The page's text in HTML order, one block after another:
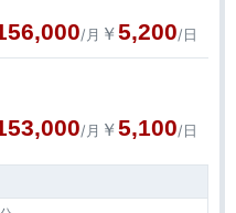
/月 ￥5,200/日
/月 ￥5,100/日